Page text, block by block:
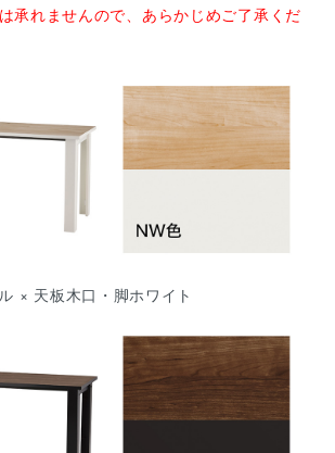
承れませんので、あらかじめご了承くだ
× 天板木口・脚ホワイト